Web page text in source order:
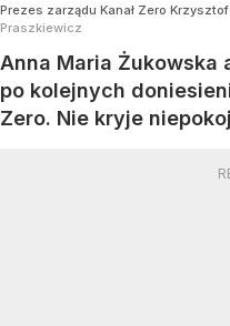
Prezes zarządu Kanał Zero
Praszkiewicz
Anna Maria Żukowska
po kolejnych
Zero. Nie kryje